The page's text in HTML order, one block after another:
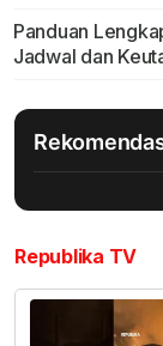
Panduan
Jadwal dan
Republika TV